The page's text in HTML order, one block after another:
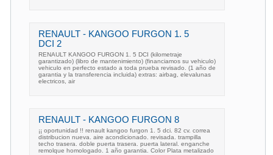
RENAULT - KANGOO FURGON 1. 5
DCI 2
RENAULT KANGOO FURGON 1. 5 DCI (kilometraje
garantizado) (libro de mantenimiento) (financiamos su vehiculo)
vehiculo en perfecto estado a toda prueba revisado. (1 año de
garantia y la transferencia incluida) extras: airbag, elevalunas
electricos, air
RENAULT - KANGOO FURGON 8
¡¡ oportunidad !! renault kangoo furgon 1. 5 dci. 82 cv. correa
distribucion nueva. aire acondicionado. revisada. trampilla
techo trasera. doble puerta trasera. puerta lateral. enganche
remolque homologado. 1 año garantia. Color Plata metalizado